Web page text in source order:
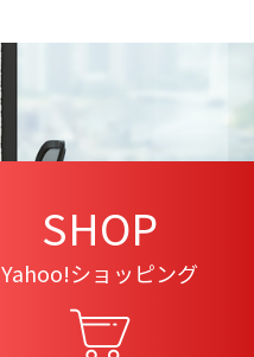
SHOP
Yahoo!ショッピング